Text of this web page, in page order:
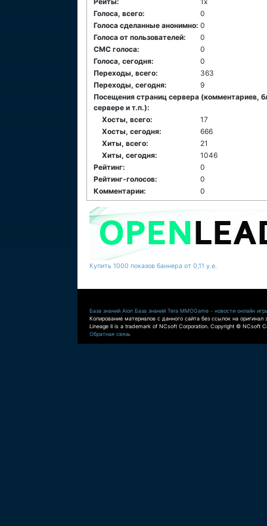
Голоса, всего:
0
Голоса сделанные анонимно: 0
Голоса от пользователей:
0
СМС голоса:
0
Голоса, сегодня:
0
Переходы, всего:
363
Переходы, сегодня:
9
Посещения страниц сервера (комментариев,
сервере и т.п.):
Хосты, всего:
17
Хосты, сегодня:
666
Хиты, всего:
21
Хиты, сегодня:
1046
Рейтинг:
0
Рейтинг-голосов:
0
Комментарии:
0
Купить 1000 показов баннера от 0,11 у.е.
База знаний Aion База знаний Tera MMOGame - новости онлайн
Копирование материалов с данного сайта без ссылок на оригинал
Lineage II is a trademark of NCsoft Corporation. Copyright © NCsoft
Обратная связь